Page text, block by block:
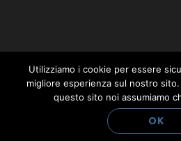
© 2018 planetpolis.com. -*- By
LLC -*-
Utilizziamo i cookie per essere
migliore esperienza sul nostro
questo sito noi assumiamo
OK